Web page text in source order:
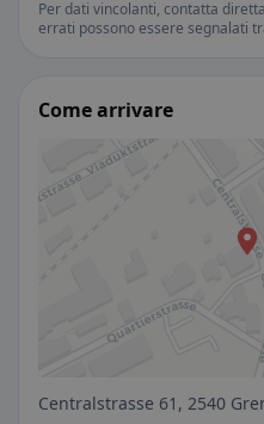
Per dati vincolanti, contatta
errati possono essere segnalati
Come arrivare
Centralstrasse 61, 2540